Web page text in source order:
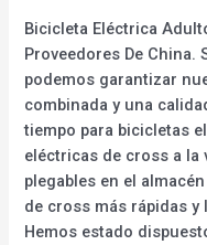
Bicicleta Eléctrica
Proveedores De China.
podemos garantizar
combinada y una
tiempo para bicicletas
eléctricas de cross a la
plegables en el
de cross más rápidas
Hemos estado